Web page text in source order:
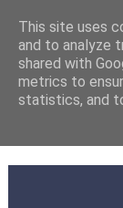
This site uses
and to analyze
shared with
metrics to
statistics, and